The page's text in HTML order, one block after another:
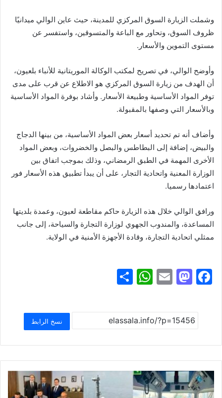
وشملت الزيارة السوق المركزي للمدينة، حيث عاين الوالي ميدانيًا
ظروف السوق، وتحاور مع الباعة والمتسوقين، واستفسر عن
مستوى التموين والأسعار.
وأوضح الوالي، في تصريح لمكتب الوكالة الموريتانية للأنباء بلعيون،
أن الهدف من زيارة السوق المركزي هو الاطلاع عن قرب على مدى
توفر المواد الأساسية وطبيعة الأسعار. وأشاد بوفرة المواد الأساسية
وبالأسعار التي وصفها بالمقبولة.
وأضاف أنه تم تحديد أسعار بعض المواد الأساسية، من بينها الدجاج
والبيض، إضافة إلى البطاطس والبصل والخضروات، وبعض المواد
الأخرى المهمة في الطبق الرمضاني، وذلك بموجب اتفاق بين
الوزارة المعنية واتحادية التجار، على أن يبدأ تطبيق هذه الأسعار فور
اعتمادها رسميا.
ورافق الوالي خلال هذه الزيارة حاكم مقاطعة لعيون، وعمدة بلديتها
المساعدة، والمندوب الجهوي لوزارة التجارة والسياحة، إلى جانب
ممثلي اتحادية التجارة، وقادة الأجهزة الأمنية في الولاية.
F
c
e
b
o
o
k
M
st
o
d
o
n
E
ai
l
W
at
s
A
p
p
ar
e
نسخ الرابط